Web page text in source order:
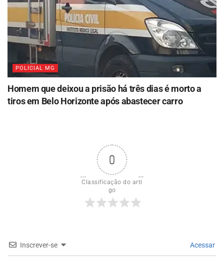
POLICIAL MG
Homem que deixou a prisão há três dias é morto a
tiros em Belo Horizonte após abastecer carro
0
Classificação do arti
go
Inscrever-se Acessar